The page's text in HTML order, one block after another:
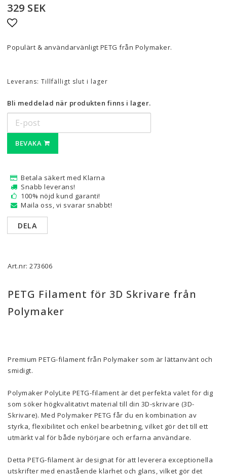
329 SEK
Populärt & användarvänligt PETG från Polymaker.
Leverans: Tillfälligt slut i lager
Bli meddelad när produkten finns i lager.
BEVAKA
Betala säkert med Klarna
Snabb leverans!
100% nöjd kund garanti!
Maila oss, vi svarar snabbt!
DELA
Art.nr: 273606
PETG Filament för 3D Skrivare från
Polymaker
Premium PETG-filament från Polymaker som är lättanvänt och
smidigt.
Polymaker PolyLite PETG-filament är det perfekta valet för dig
som söker högkvalitativt material till din 3D-skrivare (3D-
Skrivare). Med Polymaker PETG får du en kombination av
styrka, flexibilitet och enkel bearbetning, vilket gör det till ett
utmärkt val för både nybörjare och erfarna användare.
Detta PETG-filament är designat för att leverera exceptionella
utskrifter med enastående klarhet och glans, vilket gör det